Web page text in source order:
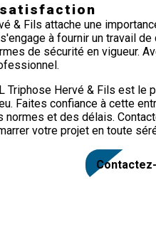
& Fils attache une
à fournir un travail
de sécurité en vigueur.
Triphose Hervé & Fils est
Faites confiance à cette
normes et des délais.
votre projet en toute